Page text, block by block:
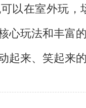
以在室外玩
心玩法和丰富
来、笑起来